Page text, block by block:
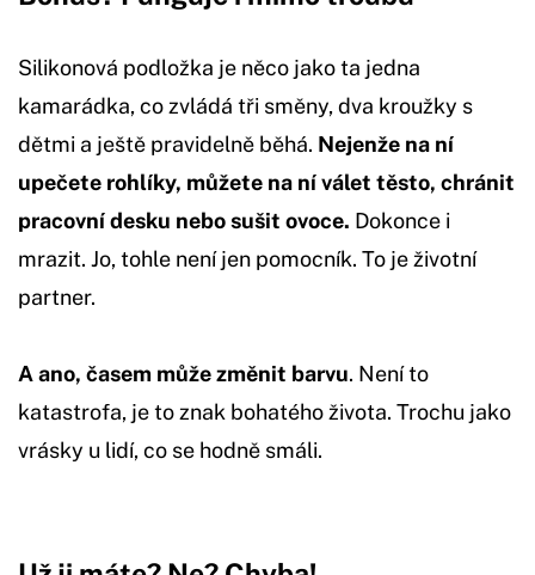
Silikonová podložka je něco jako ta jedna
kamarádka, co zvládá tři směny, dva kroužky s
dětmi a ještě pravidelně běhá. Nejenže na ní
upečete rohlíky, můžete na ní válet těsto, chránit
pracovní desku nebo sušit ovoce. Dokonce i
mrazit. Jo, tohle není jen pomocník. To je životní
partner.
A ano, časem může změnit barvu. Není to
katastrofa, je to znak bohatého života. Trochu jako
vrásky u lidí, co se hodně smáli.